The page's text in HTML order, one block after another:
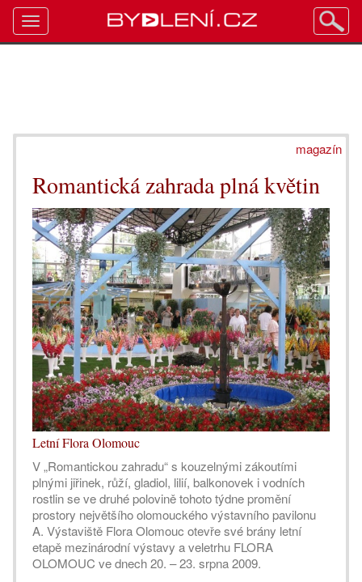
magazín
Romantická zahrada plná květin
Letní Flora Olomouc
V „Romantickou zahradu“ s kouzelnými zákoutími
plnými jiřinek, růží, gladiol, lilií, balkonovek i vodních
rostlin se ve druhé polovině tohoto týdne promění
prostory největšího olomouckého výstavního pavilonu
A. Výstaviště Flora Olomouc otevře své brány letní
etapě mezinárodní výstavy a veletrhu FLORA
OLOMOUC ve dnech 20. – 23. srpna 2009.
Toggle
navigation